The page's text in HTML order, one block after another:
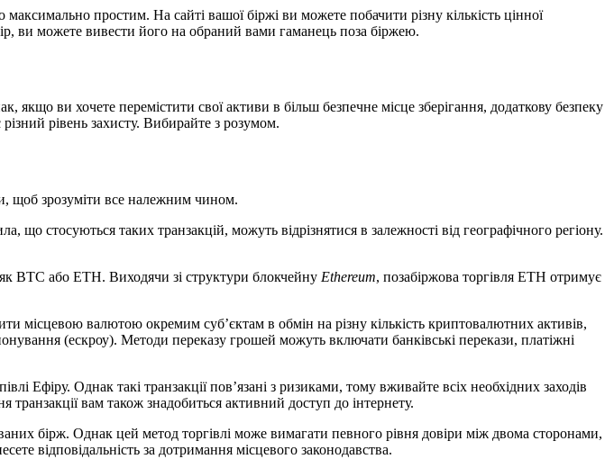
простим. На сайті вашої біржі ви можете побачити різну кількість цінної
ви можете вивести його на обраний вами гаманець поза біржею.
ви хочете перемістити свої активи в більш безпечне місце зберігання, додаткову безпеку
рівень захисту. Вибирайте з розумом.
щоб зрозуміти все належним чином.
стосуються таких транзакцій, можуть відрізнятися в залежності від географічного регіону.
BTC або ETH. Виходячи зі структури блокчейну Ethereum, позабіржова торгівля ETH отримує
місцевою валютою окремим суб’єктам в обмін на різну кількість криптовалютних активів,
(ескроу). Методи переказу грошей можуть включати банківські перекази, платіжні
Ефіру. Однак такі транзакції пов’язані з ризиками, тому вживайте всіх необхідних заходів
транзакції вам також знадобиться активний доступ до інтернету.
бірж. Однак цей метод торгівлі може вимагати певного рівня довіри між двома сторонами,
відповідальність за дотримання місцевого законодавства.